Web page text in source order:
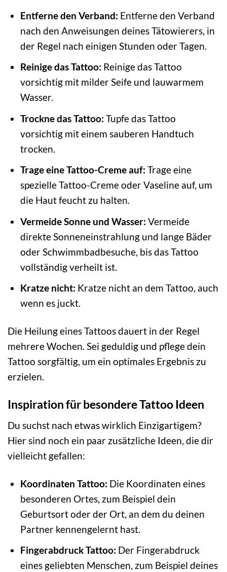
Entferne den Verband: Entferne den Verband
nach den Anweisungen deines Tätowierers, in
der Regel nach einigen Stunden oder Tagen.
Reinige das Tattoo: Reinige das Tattoo
vorsichtig mit milder Seife und lauwarmem
Wasser.
Trockne das Tattoo: Tupfe das Tattoo
vorsichtig mit einem sauberen Handtuch
trocken.
Trage eine Tattoo-Creme auf: Trage eine
spezielle Tattoo-Creme oder Vaseline auf, um
die Haut feucht zu halten.
Vermeide Sonne und Wasser: Vermeide
direkte Sonneneinstrahlung und lange Bäder
oder Schwimmbadbesuche, bis das Tattoo
vollständig verheilt ist.
Kratze nicht: Kratze nicht an dem Tattoo, auch
wenn es juckt.
Die Heilung eines Tattoos dauert in der Regel
mehrere Wochen. Sei geduldig und pflege dein
Tattoo sorgfältig, um ein optimales Ergebnis zu
erzielen.
Inspiration für besondere Tattoo Ideen
Du suchst nach etwas wirklich Einzigartigem?
Hier sind noch ein paar zusätzliche Ideen, die dir
vielleicht gefallen:
Koordinaten Tattoo: Die Koordinaten eines
besonderen Ortes, zum Beispiel dein
Geburtsort oder der Ort, an dem du deinen
Partner kennengelernt hast.
Fingerabdruck Tattoo: Der Fingerabdruck
eines geliebten Menschen, zum Beispiel deines